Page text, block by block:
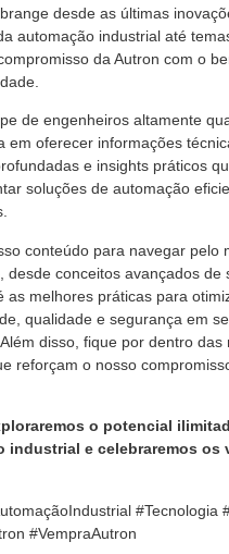
desde as últimas
automação industrial até
da Autron com o
de engenheiros altamente
em oferecer informações
e insights práticos
soluções de automação
conteúdo para navegar pelo
desde conceitos avançados de
as melhores práticas para
qualidade e segurança em
disso, fique por dentro das
reforçam o nosso
o potencial
industrial e celebraremos os
#Tecnologia
#VempraAutron